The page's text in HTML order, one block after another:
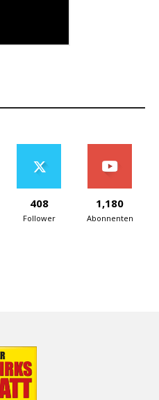
408
Follower
1,180
Abonnenten